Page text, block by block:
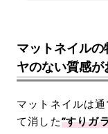
マットネイル
ヤのない質感が
マットネイルは
て消した”すりガ